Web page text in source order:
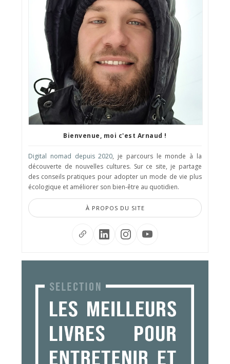
Bienvenue, moi c'est Arnaud !
Digital nomad depuis 2020, je parcours le monde à la
découverte de nouvelles cultures. Sur ce site, je partage
des conseils pratiques pour adopter un mode de vie plus
écologique et améliorer son bien-être au quotidien.
À PROPOS DU SITE